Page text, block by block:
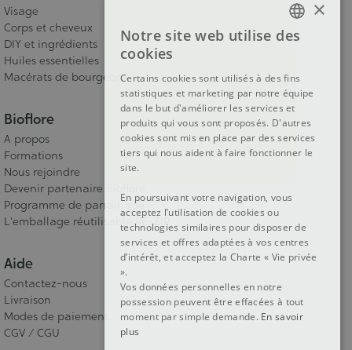
Visage
Corps et cheveux
DIY et ingrédients
Huiles essentielles
Macérats de bourgeons
Bioflore
A propos
Formations
Nous rejoindre
Devenir partenaire Bioflore
Programme de parrainage
L'emballage réutilisable RE-ZIP
Aide
Contactez-nous
Livraison
Modes de paiement
CGV / CGU
FRENCH
ENGLISH
×
Notre site web utilise des
cookies
Certains cookies sont utilisés à des fins
statistiques et marketing par notre équipe
dans le but d'améliorer les services et
produits qui vous sont proposés. D'autres
cookies sont mis en place par des services
tiers qui nous aident à faire fonctionner le
site.
En poursuivant votre navigation, vous
acceptez l’utilisation de cookies ou
technologies similaires pour disposer de
services et offres adaptées à vos centres
d’intérêt, et acceptez la Charte « Vie privée
».
Vos données personnelles en notre
possession peuvent être effacées à tout
moment par simple demande. En savoir
plus